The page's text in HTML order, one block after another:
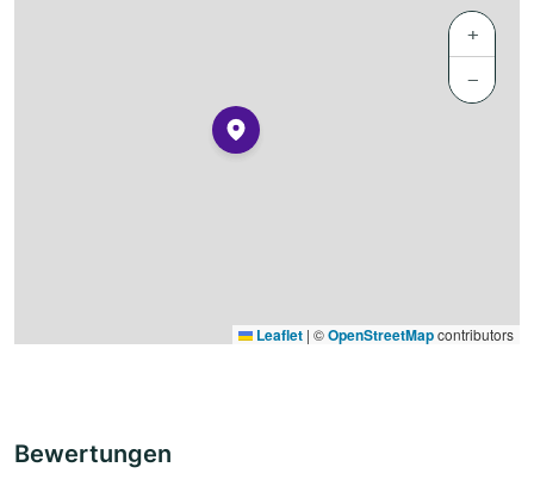
+
−
Leaflet | ©OpenStreetMapcontributors
Bewertungen